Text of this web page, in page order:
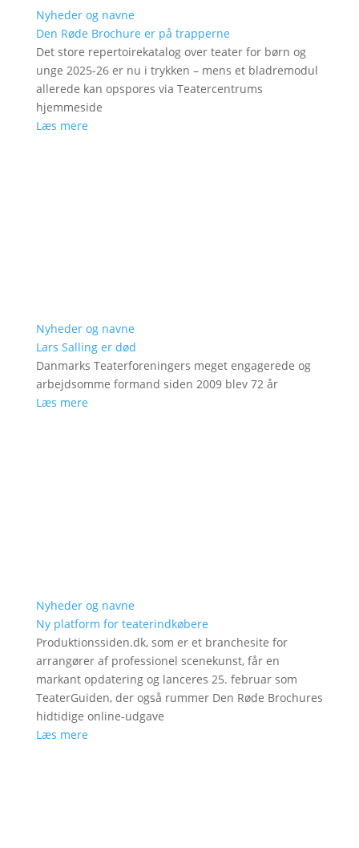
Nyheder og navne
Den Røde Brochure er på trapperne
Det store repertoirekatalog over teater for børn og
unge 2025-26 er nu i trykken – mens et bladremodul
allerede kan opspores via Teatercentrums
hjemmeside
Læs mere
Nyheder og navne
Lars Salling er død
Danmarks Teaterforeningers meget engagerede og
arbejdsomme formand siden 2009 blev 72 år
Læs mere
Nyheder og navne
Ny platform for teaterindkøbere
Produktionssiden.dk, som er et branchesite for
arrangører af professionel scenekunst, får en
markant opdatering og lanceres 25. februar som
TeaterGuiden, der også rummer Den Røde Brochures
hidtidige online-udgave
Læs mere